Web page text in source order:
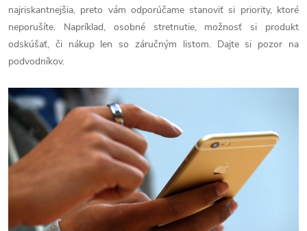
najriskantnejšia, preto vám odporúčame stanoviť si priority, ktoré
neporušíte. Napríklad, osobné stretnutie, možnosť si produkt
odskúšať, či nákup len so záručným listom. Dajte si pozor na
podvodníkov.